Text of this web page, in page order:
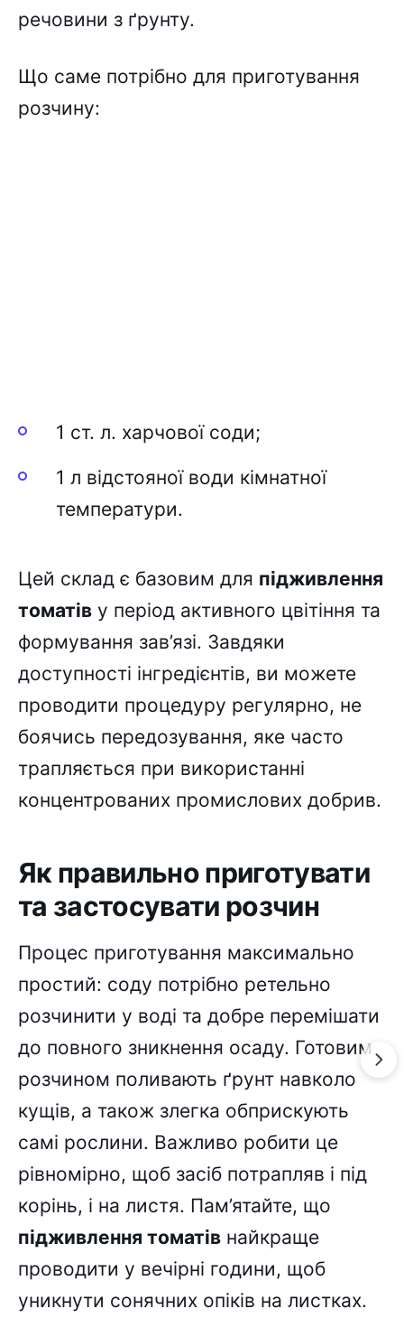
речовини з ґрунту.
Що саме потрібно для приготування
розчину:
1 ст. л. харчової соди;
1 л відстояної води кімнатної
температури.
Цей склад є базовим для підживлення
томатів у період активного цвітіння та
формування зав’язі. Завдяки
доступності інгредієнтів, ви можете
проводити процедуру регулярно, не
боячись передозування, яке часто
трапляється при використанні
концентрованих промислових добрив.
Як правильно приготувати
та застосувати розчин
Процес приготування максимально
простий: соду потрібно ретельно
розчинити у воді та добре перемішати
до повного зникнення осаду. Готовим
розчином поливають ґрунт навколо
кущів, а також злегка обприскують
самі рослини. Важливо робити це
рівномірно, щоб засіб потрапляв і під
корінь, і на листя. Пам’ятайте, що
підживлення томатів найкраще
проводити у вечірні години, щоб
уникнути сонячних опіків на листках.